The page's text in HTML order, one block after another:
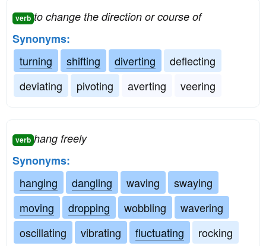
verb to change the direction or course of
Synonyms:
turning
shifting diverting
deflecting
deviating
pivoting averting veering
verb hang freely
Synonyms:
hanging
dangling waving
swaying
moving
dropping wobbling
wavering
oscillating
vibrating fluctuating
rocking